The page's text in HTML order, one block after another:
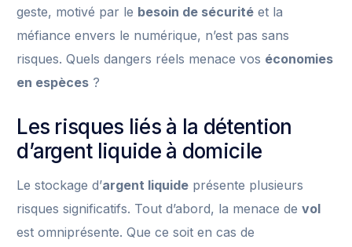
geste, motivé par le besoin de sécurité et la
méfiance envers le numérique, n’est pas sans
risques. Quels dangers réels menace vos économies
en espèces ?
Les risques liés à la détention
d’argent liquide à domicile
Le stockage d’argent liquide présente plusieurs
risques significatifs. Tout d’abord, la menace devol
est omniprésente. Que ce soit en cas de